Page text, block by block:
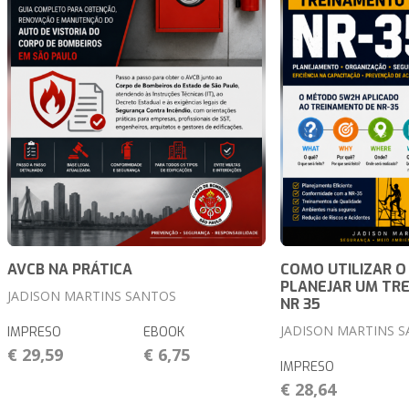
AVCB NA PRÁTICA
JADISON MARTINS SANTOS
IMPRESO
€ 29,59
EBOOK
€ 6,75
COMO UTILIZAR
PLANEJAR UM
NR 35
JADISON MARTINS
IMPRESO
€ 28,64